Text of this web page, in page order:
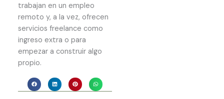
trabajan en un empleo
remoto y, a la vez, ofrecen
servicios freelance como
ingreso extra o para
empezar a construir algo
propio.